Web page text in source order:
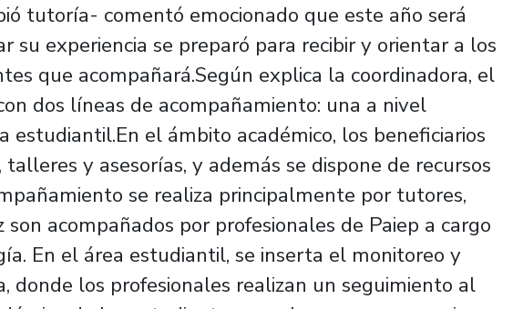
tutoría- comentó emocionado que este año será
su experiencia se preparó para recibir y orientar a los
que acompañará.Según explica la coordinadora, el
dos líneas de acompañamiento: una a nivel
estudiantil.En el ámbito académico, los beneficiarios
y asesorías, y además se dispone de recursos
se realiza principalmente por tutores,
son acompañados por profesionales de Paiep a cargo
En el área estudiantil, se inserta el monitoreo y
donde los profesionales realizan un seguimiento al